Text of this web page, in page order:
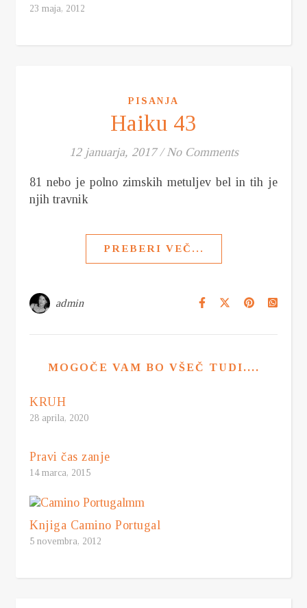
23 maja, 2012
PISANJA
Haiku 43
12 januarja, 2017 / No Comments
81 nebo je polno zimskih metuljev bel in tih je
njih travnik
PREBERI VEČ...
admin
MOGOČE VAM BO VŠEČ TUDI....
KRUH
28 aprila, 2020
Pravi čas zanje
14 marca, 2015
Knjiga Camino Portugal
5 novembra, 2012